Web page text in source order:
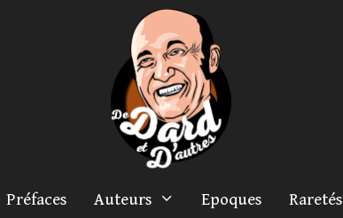
Préfaces Auteurs Epoques Raretés